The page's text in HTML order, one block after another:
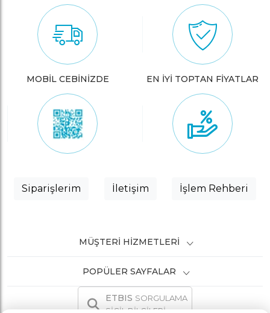
MOBİL CEBİNİZDE EN İYİ TOPTAN FİYATLAR
Siparişlerim İletişim İşlem Rehberi
MÜŞTERI HIZMETLERI
POPÜLER SAYFALAR
ETBIS SORGULAMA
SİCİL BİLGİLERİ